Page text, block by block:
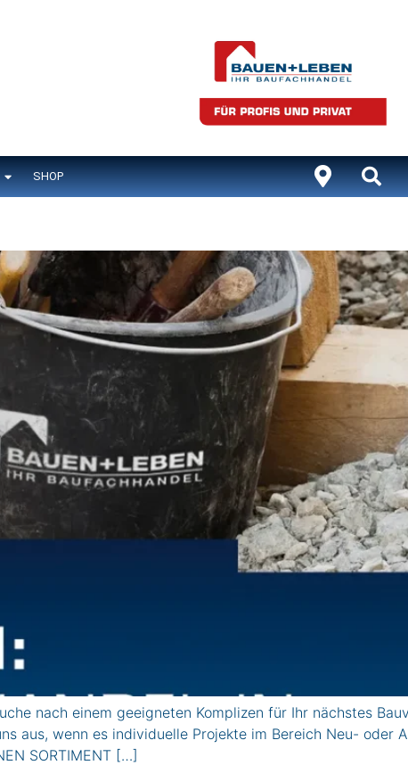
SHOP
nach einem geeigneten Komplizen für Ihr nächstes
aus, wenn es individuelle Projekte im Bereich Neu- oder
SORTIMENT […]